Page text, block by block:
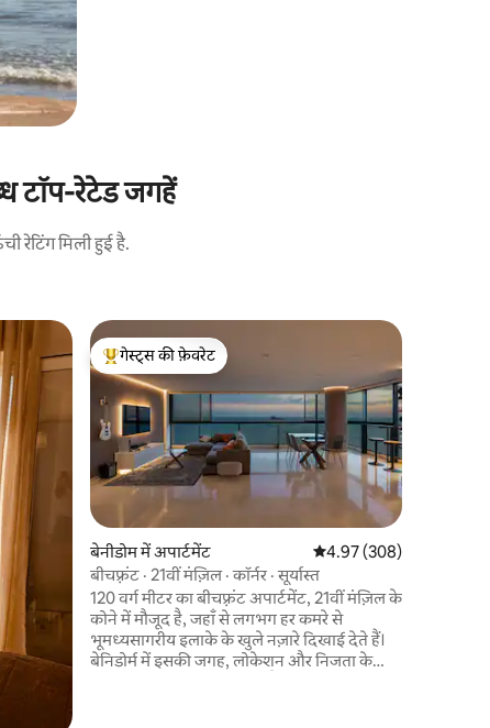
टॉप-रेटेड जगहें
रेटिंग मिली हुई है.
गेस्ट्स का टॉप फ़ेवरेट
गेस्ट्स की फ़ेवरेट
बेनीडोम में अपार्टमेंट औसत रेटिंग 5 में से 4.97,
4.97 (308)
बीचफ़्रंट · 21वीं मंज़िल · कॉर्नर · सूर्यास्त
120 वर्ग मीटर का बीचफ़्रंट अपार्टमेंट, 21वीं मंज़िल के
कोने में मौजूद है, जहाँ से लगभग हर कमरे से
भूमध्यसागरीय इलाके के खुले नज़ारे दिखाई देते हैं।
बेनिडोर्म में इसकी जगह, लोकेशन और निजता के